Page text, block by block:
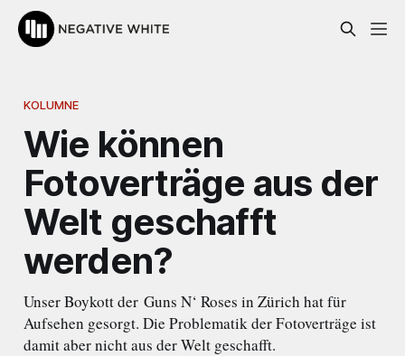
KOLUMNE
Wie können
Fotoverträge aus der
Welt geschafft
werden?
Unser Boykott der Guns N‘ Roses in Zürich hat für
Aufsehen gesorgt. Die Problematik der Fotoverträge ist
damit aber nicht aus der Welt geschafft.